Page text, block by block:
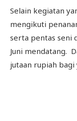
Selain kegiatan
mengikuti
serta pentas seni
Juni mendatang.
jutaan rupiah